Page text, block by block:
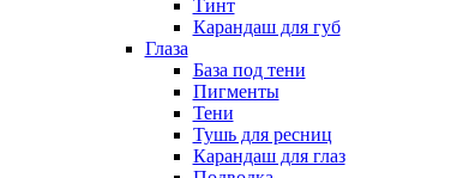
Тинт
Карандаш для губ
Глаза
База под тени
Пигменты
Тени
Тушь для ресниц
Карандаш для глаз